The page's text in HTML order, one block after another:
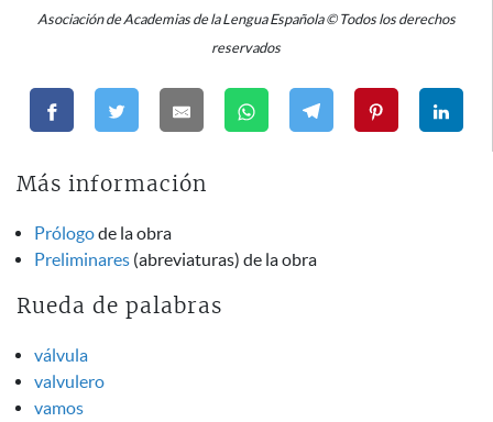
Asociación de Academias de la Lengua Española © Todos los derechos
reservados
Más información
Prólogode la obra
Preliminares (abreviaturas) de la obra
Rueda de palabras
válvula
valvulero
vamos